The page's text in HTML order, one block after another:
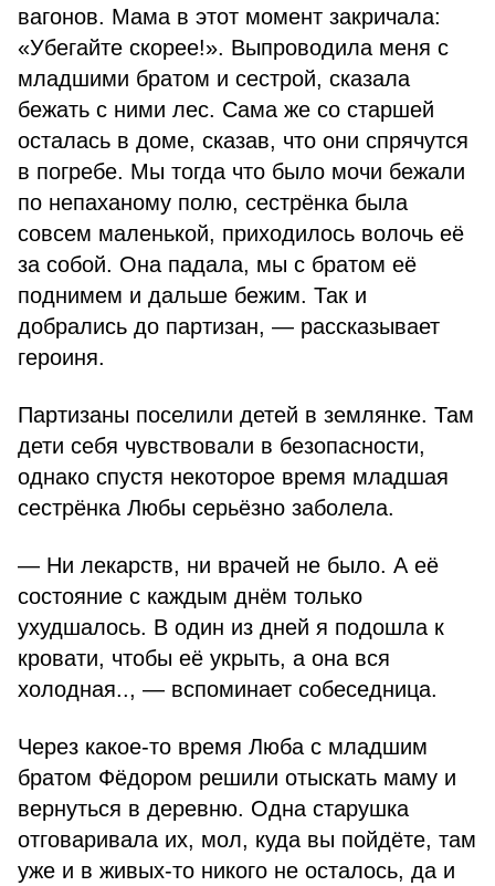
вагонов. Мама в этот момент закричала:
«Убегайте скорее!». Выпроводила меня с
младшими братом и сестрой, сказала
бежать с ними лес. Сама же со старшей
осталась в доме, сказав, что они спрячутся
в погребе. Мы тогда что было мочи бежали
по непаханому полю, сестрёнка была
совсем маленькой, приходилось волочь её
за собой. Она падала, мы с братом её
поднимем и дальше бежим. Так и
добрались до партизан, — рассказывает
героиня.
Партизаны поселили детей в землянке. Там
дети себя чувствовали в безопасности,
однако спустя некоторое время младшая
сестрёнка Любы серьёзно заболела.
— Ни лекарств, ни врачей не было. А её
состояние с каждым днём только
ухудшалось. В один из дней я подошла к
кровати, чтобы её укрыть, а она вся
холодная.., — вспоминает собеседница.
Через какое-то время Люба с младшим
братом Фёдором решили отыскать маму и
вернуться в деревню. Одна старушка
отговаривала их, мол, куда вы пойдёте, там
уже и в живых-то никого не осталось, да и